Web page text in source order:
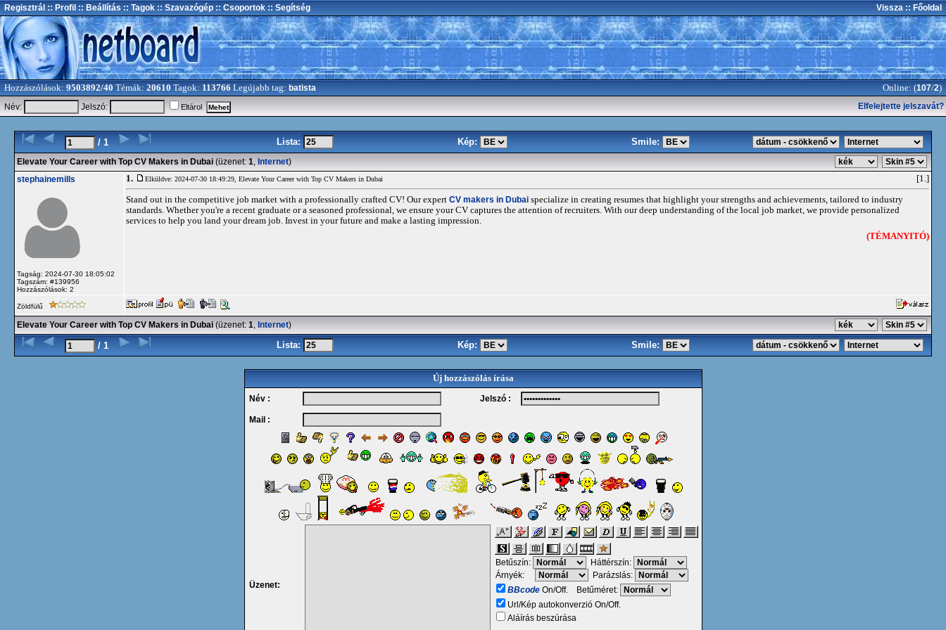
Regisztrál :: Profil :: Beállítás :: Tagok :: Szavazógép :: Csoportok :: Segítség Vissza :: Főoldal
Hozzászólások: 9503892/40 Témák: 20610 Tagok: 113766 Legújabb tag: batista Online: (107/2)
Név: Jelszó: Eltárol Elfelejtette jelszavát?
/ 1 Lista: Kép: Smile:
Elevate Your Career with Top CV Makers in Dubai (üzenet: 1, Internet)
stephainemills
Tagság: 2024-07-30 18:05:02
Tagszám: #139956
Hozzászólások: 2
1. Elküldve: 2024-07-30 18:49:29, Elevate Your Career with Top CV Makers in Dubai [1.]
Stand out in the competitive job market with a professionally crafted CV! Our expert CV makers in Dubai specialize in creating resumes that highlight your strengths and achievements, tailored to industry
standards. Whether you're a recent graduate or a seasoned professional, we ensure your CV captures the attention of recruiters. With our deep understanding of the local job market, we provide personalized
services to help you land your dream job. Invest in your future and make a lasting impression.
(TÉMANYITÓ)
Zöldfülű
Elevate Your Career with Top CV Makers in Dubai (üzenet: 1, Internet)
/ 1 Lista: Kép: Smile:
Új hozzászólás írása
Név : Jelszó :
Mail :
Üzenet:
Betűszín:
Háttérszín:
Árnyék:
Parázslás:
BBcodeOn/Off. Betűméret:
Url/Kép autokonverzió On/Off.
Aláírás beszúrása